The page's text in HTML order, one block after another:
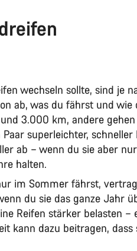
wechseln sollte, sind je
ab, was du fährst und wie
3.000 km, andere
superleichter, schneller
ab – wenn du sie aber
halten.
im Sommer fährst,
du sie das ganze Jahr
Reifen stärker belasten –
kann dazu beitragen, dass